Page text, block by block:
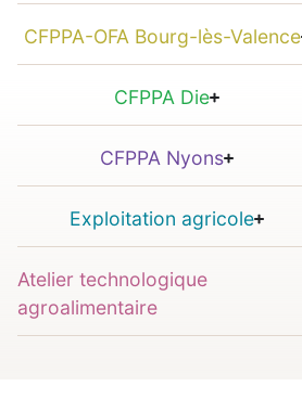
CFPPA-OFA Bourg-lès-Valence
CFPPA Die
CFPPA Nyons
Exploitation agricole
Atelier technologique
agroalimentaire